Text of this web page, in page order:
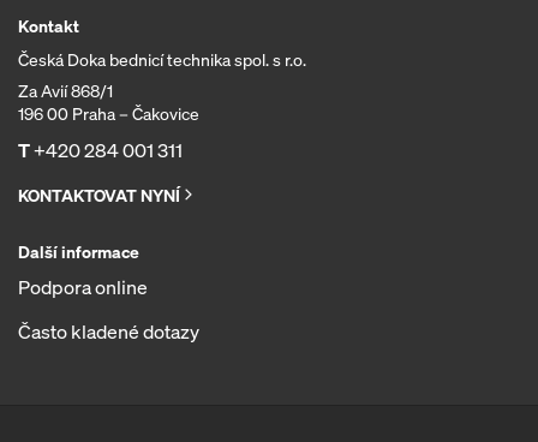
Kontakt
Česká Doka bednicí technika spol. s r.o.
Za Avií 868/1
196 00 Praha – Čakovice
T+420 284 001 311
KONTAKTOVAT NYNÍ
Další informace
Podpora online
Často kladené dotazy